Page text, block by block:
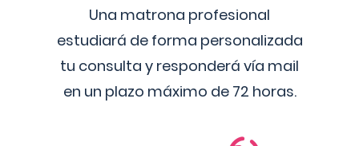
Una matrona profesional
estudiará de forma personalizada
tu consulta y responderá vía mail
en un plazo máximo de 72 horas.